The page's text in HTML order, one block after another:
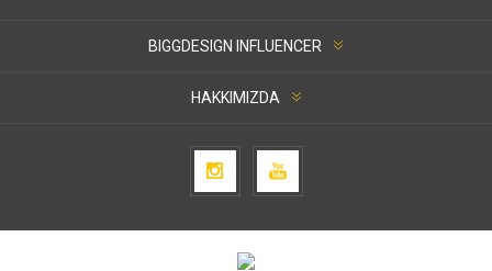
BIGGDESIGN INFLUENCER
HAKKIMIZDA